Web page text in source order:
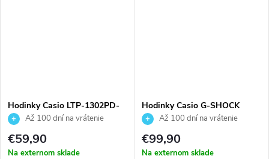
Hodinky Casio LTP-1302PD-
4AVEFAž 100 dní na vrátenie
tovaru. Autorizovaný predajca.
€59,90
Na externom sklade
Hodinky Casio G-SHOCK
GMA-P2100SA-1A2ER
Až 100 dní na vrátenie
tovaru. Autorizovaný predajca.
€99,90
Na externom sklade